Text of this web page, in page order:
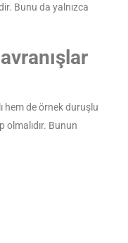
Bunu da yalnızca
hem de örnek duruşlu
olmalıdır. Bunun